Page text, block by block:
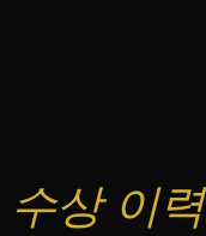
수상 이력